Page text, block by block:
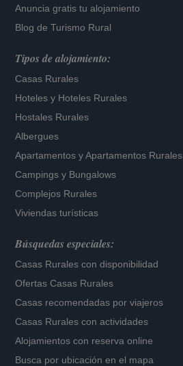
Anuncia gratis tu alojamiento
Blog de Turismo Rural
Tipos de alojamiento:
Casas Rurales
Hoteles y Hoteles Rurales
Hostales Rurales
Albergues
Apartamentos yApartamentos Rurales
Campings y Bungalows
Complejos Rurales
Viviendas turísticas
Búsquedas especiales:
Casas Rurales con disponibilidad
Ofertas Casas Rurales
Casas recomendadas por viajeros
Casas Rurales con actividades
Alojamientos con reserva online
Busca por ubicación en el mapa